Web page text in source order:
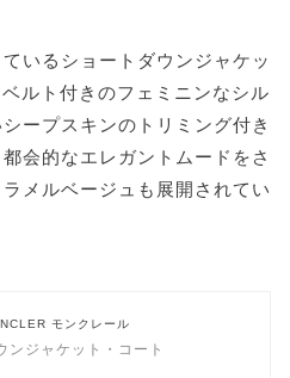
いるショートダウンジャケッ
ルト付きのフェミニンなシル
ープスキンのトリミング付き
会的なエレガントムードをさ
メルベージュも展開されてい
モンクレール
ンジャケット・コート